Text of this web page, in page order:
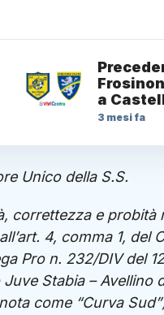
a
3 mesi fa
Unico della S.S.
correttezza e probità
4, comma 1, del
Pro n. 232/DIV del
Stabia – Avellino
come “Curva